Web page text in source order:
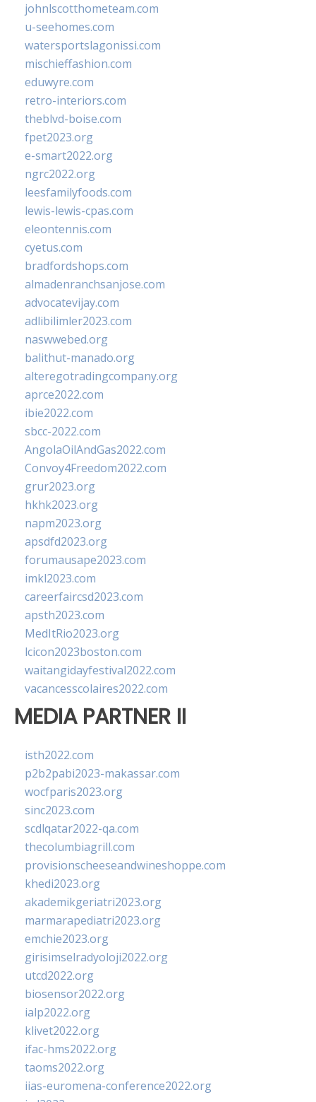
johnlscotthometeam.com
u-seehomes.com
watersportslagonissi.com
mischieffashion.com
eduwyre.com
retro-interiors.com
theblvd-boise.com
fpet2023.org
e-smart2022.org
ngrc2022.org
leesfamilyfoods.com
lewis-lewis-cpas.com
eleontennis.com
cyetus.com
bradfordshops.com
almadenranchsanjose.com
advocatevijay.com
adlibilimler2023.com
naswwebed.org
balithut-manado.org
alteregotradingcompany.org
aprce2022.com
ibie2022.com
sbcc-2022.com
AngolaOilAndGas2022.com
Convoy4Freedom2022.com
grur2023.org
hkhk2023.org
napm2023.org
apsdfd2023.org
forumausape2023.com
imkl2023.com
careerfaircsd2023.com
apsth2023.com
MedItRio2023.org
lcicon2023boston.com
waitangidayfestival2022.com
vacancesscolaires2022.com
MEDIA PARTNER II
isth2022.com
p2b2pabi2023-makassar.com
wocfparis2023.org
sinc2023.com
scdlqatar2022-qa.com
thecolumbiagrill.com
provisionscheeseandwineshoppe.com
khedi2023.org
akademikgeriatri2023.org
marmarapediatri2023.org
emchie2023.org
girisimselradyoloji2022.org
utcd2022.org
biosensor2022.org
ialp2022.org
klivet2022.org
ifac-hms2022.org
taoms2022.org
iias-euromena-conference2022.org